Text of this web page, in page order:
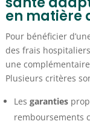
en matière
Pour bénéficier
des frais
une
Plusieurs critères
Les garanties
remboursements